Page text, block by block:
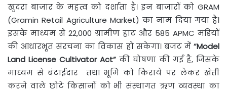
खुदरा बाजार के महत्व को दर्शाता है। इन बाजारों को GRAM
(Gramin Retail Agriculture Market) का नाम दिया गया है।
इसके माध्यम से 22,000 ग्रामीण हाट और 585 APMC मंडियों
की आधारभूत संरचना का विकास हो सकेगा। बजट में “Model
Land License Cultivator Act” की घोषणा की गई है, जिसके
माध्यम से बंटाईदार तथा भूमि को किराये पर लेकर खेती
करने वाले छोटे किसानों को भी संस्थागत ऋण व्यवस्था का